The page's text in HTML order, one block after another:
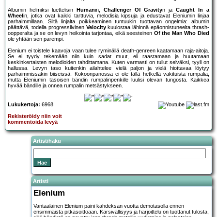
Albumin helmiksi luettelisin
Humanin, Challenger Of Gravityn jaCaught In a
Wheel in, jotka ovat kaikki tarttuvia, melodisia kipsuja ja edustavat Eleniumin linjaa
parhaimmillaan. Siltä linjalta poikkeaminen tuntuukin tuottavan ongelmia: albumin
päättävä, todella progressiivinen Velocitykuulostaa lähinnä epäonnistuneelta thrash-
oopperalta ja se on levyn heikointa tarjontaa, eikä seesteinen Of the Man Who Died
ole yhtään sen parempi.
Elenium ei toistele kaavoja vaan tulee ryminällä death-genreen kaatamaan raja-aitoja.
Se ei tyydy tekemään niin kuin sadat muut, eli raastamaan ja huutamaan
keskinkertaisten melodioiden tahdittamana. Kuten varmasti on tullut selväksi, tyyli on
hallussa. Levyn taso kuitenkin ailahtelee vielä paljon ja vielä hiottavaa löytyy
parhaimmissakin biiseissä. Kokoonpanossa ei ole tällä hetkellä vakituista rumpalia,
mutta Eleniumin tasoisen bändin rumpalinpenkille luulisi olevan tungosta. Kaikkea
hyvää bändille ja onnea rumpalin metsästykseen.
Lukukertoja: 6968
Rekisteröidy niin voit
kommentoida levyä
Artistihaku
Artisti
Elenium
Vantaalainen Elenium paini kahdeksan vuotta demotasolla ennen
ensimmäistä pitkäsoittoaan. Kärsivällisyys ja harjoittelu on tuottanut tulosta,